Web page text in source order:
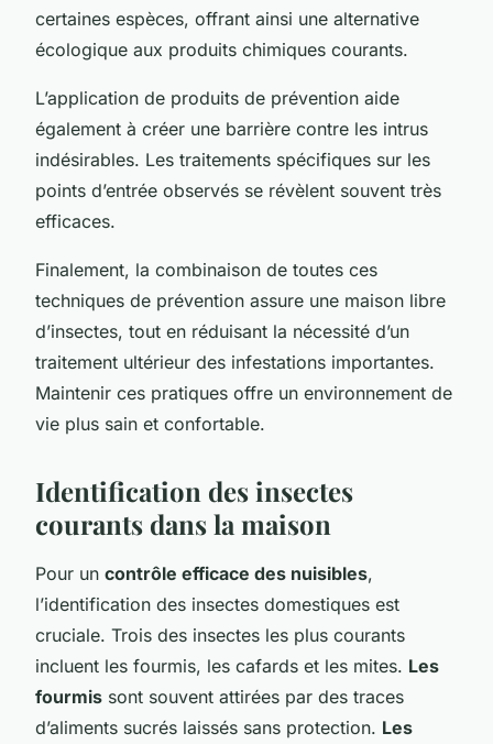
certaines espèces, offrant ainsi une alternative
écologique aux produits chimiques courants.
L’application de produits de prévention aide
également à créer une barrière contre les intrus
indésirables. Les traitements spécifiques sur les
points d’entrée observés se révèlent souvent très
efficaces.
Finalement, la combinaison de toutes ces
techniques de prévention assure une maison libre
d’insectes, tout en réduisant la nécessité d’un
traitement ultérieur des infestations importantes.
Maintenir ces pratiques offre un environnement de
vie plus sain et confortable.
Identification des insectes
courants dans la maison
Pour un contrôle efficace des nuisibles,
l’identification des insectes domestiques est
cruciale. Trois des insectes les plus courants
incluent les fourmis, les cafards et les mites. Les
fourmis sont souvent attirées par des traces
d’aliments sucrés laissés sans protection. Les